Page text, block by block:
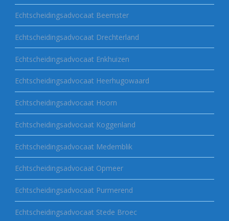
Echtscheidingsadvocaat Beemster
Echtscheidingsadvocaat Drechterland
Echtscheidingsadvocaat Enkhuizen
Echtscheidingsadvocaat Heerhugowaard
Echtscheidingsadvocaat Hoorn
Echtscheidingsadvocaat Koggenland
Echtscheidingsadvocaat Medemblik
Echtscheidingsadvocaat Opmeer
Echtscheidingsadvocaat Purmerend
Echtscheidingsadvocaat Stede Broec